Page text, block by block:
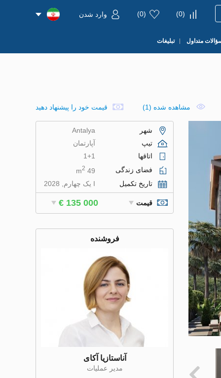
(
0
)
(
0
) وارد شدن
متداول تبلیغات
مشاهده شده (1) قیمت خود را پیشنهاد دهید
شهر
Antalya
تیپ
آپارتمان
اتاقها
1+1
فضای زندگی
49 m
2
تاریخ تکمیل I یک چهارم, 2028
قیمت € 135 000
فروشنده
آناستازیا آکای
مدیر عملیات